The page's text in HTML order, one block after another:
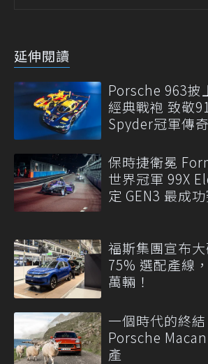
延伸閱讀
Porsche 963披
經典戰袍 致敬
Spyder冠軍傳奇
保時捷衛冕
世界冠軍 99X
定 GEN3 最成
福斯集團宣布
75% 選配產線
萬輛！
一個時代的終
Porsche
產